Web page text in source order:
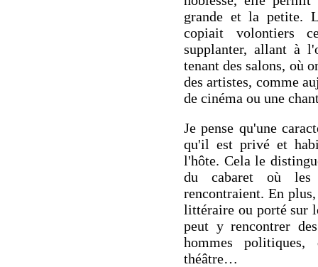
grande et la petite.
copiait volontiers
supplanter, allant à
tenant des salons, où
des artistes, comme
de cinéma ou une
Je pense qu'une
qu'il est privé et
l'hôte. Cela le
du cabaret où
rencontraient. En
littéraire ou porté sur
peut y rencontrer
hommes
théâtre…